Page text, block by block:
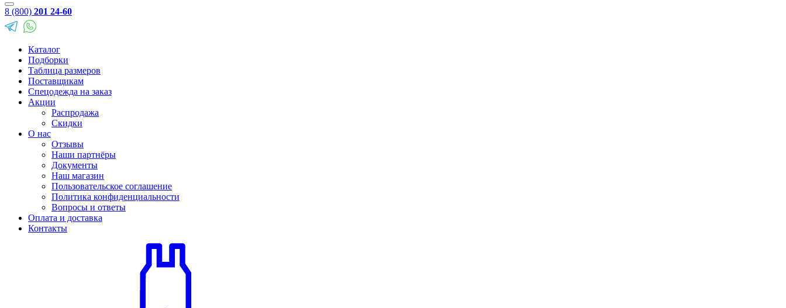
8 (800) 201 24-60
Каталог
Подборки
Таблица размеров
Поставщикам
Спецодежда на заказ
Акции
Распродажа
Скидки
О нас
Отзывы
Наши партнёры
Документы
Наш магазин
Пользовательское соглашение
Политика конфиденциальности
Вопросы и ответы
Оплата и доставка
Контакты